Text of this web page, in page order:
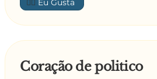
👍🏼
Coração de politico